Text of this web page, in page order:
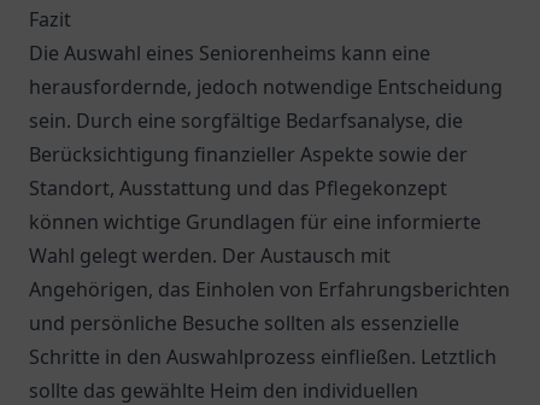
Fazit
Die Auswahl eines Seniorenheims kann eine
herausfordernde, jedoch notwendige Entscheidung
sein. Durch eine sorgfältige Bedarfsanalyse, die
Berücksichtigung finanzieller Aspekte sowie der
Standort, Ausstattung und das Pflegekonzept
können wichtige Grundlagen für eine informierte
Wahl gelegt werden. Der Austausch mit
Angehörigen, das Einholen von Erfahrungsberichten
und persönliche Besuche sollten als essenzielle
Schritte in den Auswahlprozess einfließen. Letztlich
sollte das gewählte Heim den individuellen